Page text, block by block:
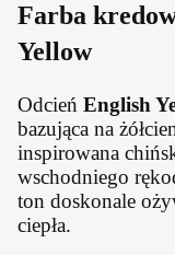
Farba
Yellow
Odcień English
bazująca na
inspirowana
wschodniego
ton doskonale
ciepła.